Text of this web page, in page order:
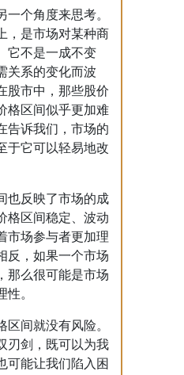
个角度来思考。
，是市场对某种商
它不是一成不变
关系的变化而波
股市中，那些股价
格区间似乎更加难
告诉我们，市场的
于它可以轻易地改
也反映了市场的成
格区间稳定、波动
市场参与者更加理
反，如果一个市场
那么很可能是市场
。
间就没有风险。
刃剑，既可以为我
可能让我们陷入困